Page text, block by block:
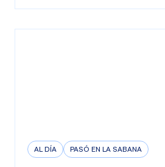
AL DÍA PASÓ EN LA SABANA